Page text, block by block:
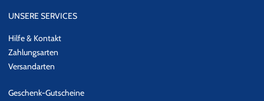
UNSERE SERVICES
Hilfe & Kontakt
Zahlungsarten
Versandarten
Geschenk-Gutscheine